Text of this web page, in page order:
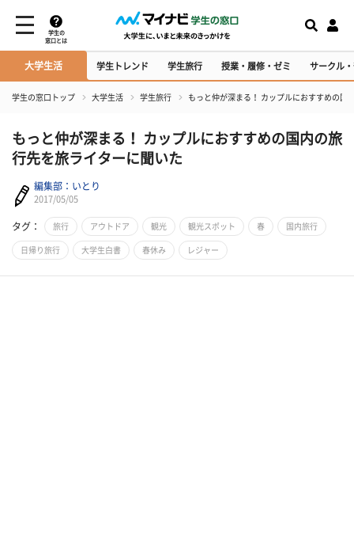
学生の
窓口とは
大学生活 学生トレンド 学生旅行 授業・履修・ゼミ サークル
学生の窓口トップ 大学生活 学生旅行 もっと仲が深まる！ カップルにおすすめの国
もっと仲が深まる！ カップルにおすすめの国内の旅
行先を旅ライターに聞いた
編集部：いとり
2017/05/05
タグ： 旅行 アウトドア 観光 観光スポット 春 国内旅行
日帰り旅行 大学生白書 春休み レジャー